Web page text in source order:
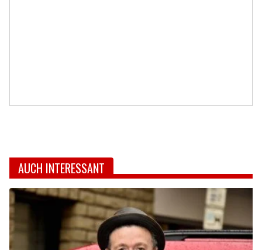
AUCH INTERESSANT